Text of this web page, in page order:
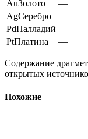
AuЗолото
—
AgСеребро
—
PdПалладий —
PtПлатина —
Содержание
открытых
Похожие